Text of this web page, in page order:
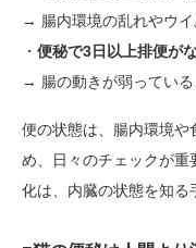
→ 腸内環境の乱れやウイ
・ 便秘で3日以上排便が
→ 腸の動きが弱っている
便の状態は、腸内環境や
め、日々のチェックが
化は、内臓の状態を知る